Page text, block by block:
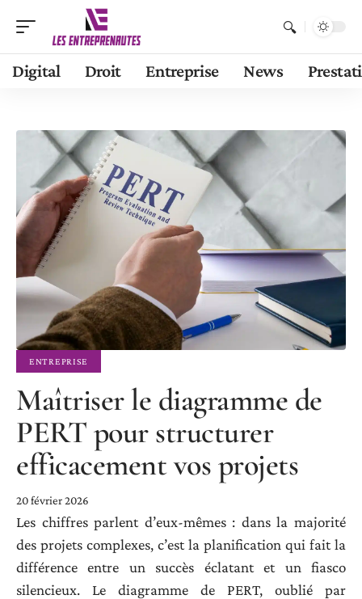
Digital Droit Entreprise News
ENTREPRISE
Maîtriser le diagramme de
PERT pour structurer
efficacement vos projets
20 février 2026
Les chiffres parlent d’eux-mêmes : dans la majorité
des projets complexes, c’est la planification qui fait la
différence entre un succès éclatant et un fiasco
silencieux. Le diagramme de PERT, oublié par